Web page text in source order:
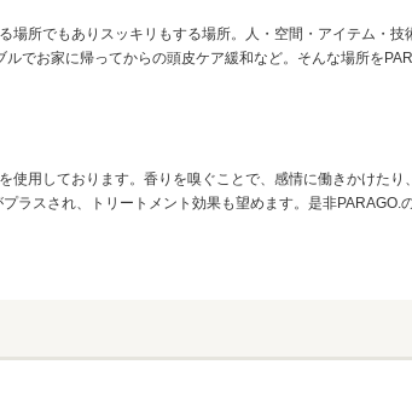
所でもありスッキリもする場所。人・空間・アイテム・
でお家に帰ってからの頭皮ケア緩和など。そんな場所を
用しております。香りを嗅ぐことで、感情に働きかけた
スされ、トリートメント効果も望めます。是非PARAGO.